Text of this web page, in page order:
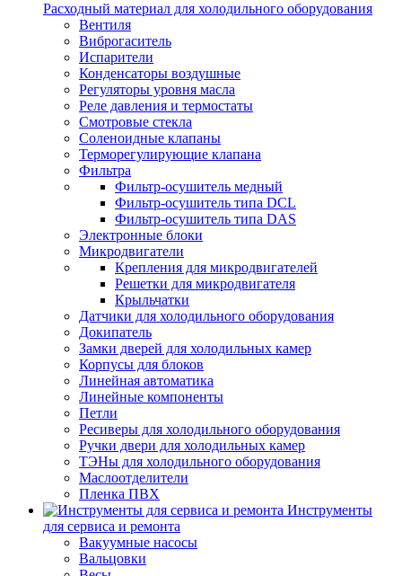
Расходный материал для холодильного оборудования
Вентиля
Виброгаситель
Испарители
Конденсаторы воздушные
Регуляторы уровня масла
Реле давления и термостаты
Смотровые стекла
Соленоидные клапаны
Терморегулирующие клапана
Фильтра
Фильтр-осушитель медный
Фильтр-осушитель типа DCL
Фильтр-осушитель типа DAS
Электронные блоки
Микродвигатели
Крепления для микродвигателей
Решетки для микродвигателя
Крыльчатки
Датчики для холодильного оборудования
Докипатель
Замки дверей для холодильных камер
Корпусы для блоков
Линейная автоматика
Линейные компоненты
Петли
Ресиверы для холодильного оборудования
Ручки двери для холодильных камер
ТЭНы для холодильного оборудования
Маслоотделители
Пленка ПВХ
Инструменты
для сервиса и ремонта
Вакуумные насосы
Вальцовки